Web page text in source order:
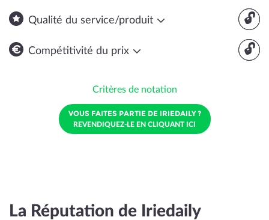
🔓
Qualité du service/produit
🔓
Compétitivité du prix
Critères de notation
VOUS FAITES PARTIE DE IRIEDAILY ?
REVENDIQUEZ-LE EN CLIQUANT ICI
La Réputation de Iriedaily